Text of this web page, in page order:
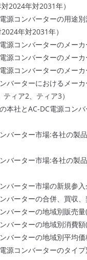
2024年対2031年）
源コンバーターの用途
年対2031年）
源コンバーターのメー
源コンバーターのメー
源コンバーターのメー
バーターにおけるメー
ィア2、ティア3）
本社とAC-DC電源コン
バーター市場:各社の製
バーター市場:各社の製
バーター市場の新規参
バーターの合併、買収
バーターの地域別販売
バーターの地域別消費
バーターの地域別平均
源コンバーターのタイ